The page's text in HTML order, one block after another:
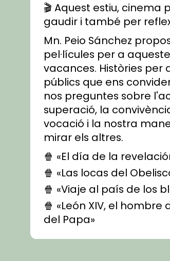
🎬 Aquest estiu, cinema
gaudir i també per
Mn. Peio Sánchez
pel·lícules per a
vacances. Històries per
públics que ens
nos preguntes sobre
superació, la
vocació i la nostra
mirar els altres.
🍿 «El día de la
🍿 «Las locas del
🍿 «Viaje al país de los
🍿 «León XIV, el hombre
del Papa»
🍿 «Las ovejas